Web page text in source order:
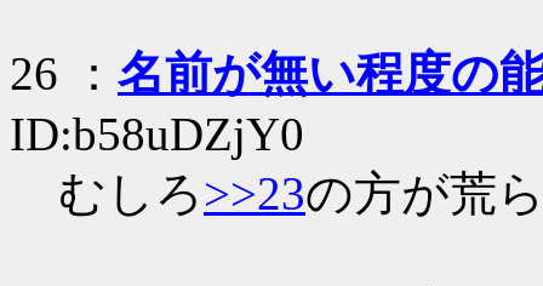
26 ： 名前が無い程度の
ID:b58uDZjY0
むしろ>>23の方が荒